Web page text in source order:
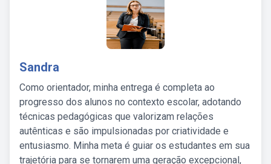
Sandra
Como orientador, minha entrega é completa ao
progresso dos alunos no contexto escolar, adotando
técnicas pedagógicas que valorizam relações
autênticas e são impulsionadas por criatividade e
entusiasmo. Minha meta é guiar os estudantes em sua
trajetória para se tornarem uma geração excepcional,